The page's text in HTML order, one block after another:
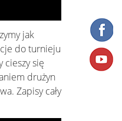
jak
do turnieju
cieszy się
drużyn
Zapisy cały